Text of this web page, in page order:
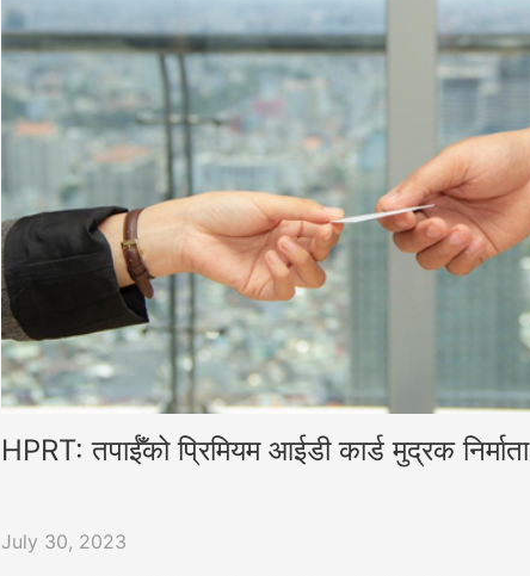
HPRT: तपाईँको प्रिमियम आईडी कार्ड मुद्रक निर्माता
July 30, 2023